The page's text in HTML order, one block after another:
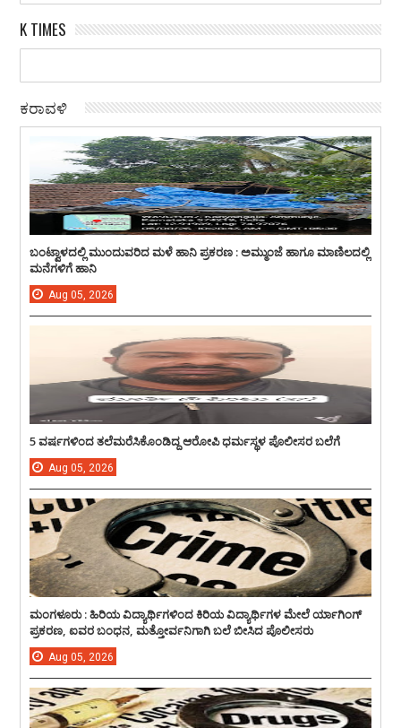
K TIMES
ಕರಾವಳಿ
ಬಂಟ್ವಾಳದಲ್ಲಿ ಮುಂದುವರಿದ ಮಳೆ ಹಾನಿ ಪ್ರಕರಣ : ಅಮ್ಮುಂಜೆ ಹಾಗೂ ಮಾಣಿಲದಲ್ಲಿ
ಮನೆಗಳಿಗೆ ಹಾನಿ
Aug 05, 2026
5 ವರ್ಷಗಳಿಂದ ತಲೆಮರೆಸಿಕೊಂಡಿದ್ದ ಆರೋಪಿ ಧರ್ಮಸ್ಥಳ ಪೊಲೀಸರ ಬಲೆಗೆ
Aug 05, 2026
ಮಂಗಳೂರು : ಹಿರಿಯ ವಿದ್ಯಾರ್ಥಿಗಳಿಂದ ಕಿರಿಯ ವಿದ್ಯಾರ್ಥಿಗಳ ಮೇಲೆ ರ್ಯಾಗಿಂಗ್
ಪ್ರಕರಣ, ಐವರ ಬಂಧನ, ಮತ್ತೋರ್ವನಿಗಾಗಿ ಬಲೆ ಬೀಸಿದ ಪೊಲೀಸರು
Aug 05, 2026